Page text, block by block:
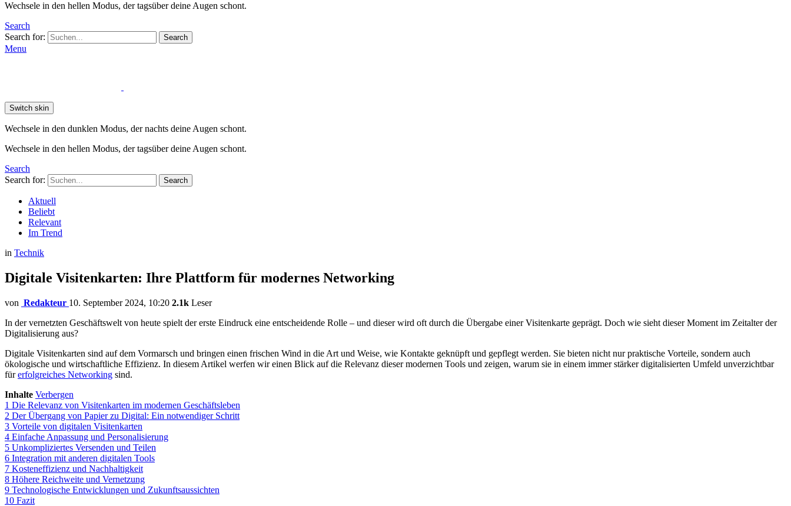
Wechsele in den hellen Modus, der tagsüber deine Augen schont.
Search
Search for:
Search
Menu
Switch skin
Wechsele in den dunklen Modus, der nachts deine Augen schont.
Wechsele in den hellen Modus, der tagsüber deine Augen schont.
Search
Search for:
Search
Aktuell
Beliebt
Relevant
Im Trend
in Technik
Digitale Visitenkarten: Ihre Plattform für modernes Networking
von Redakteur 10. September 2024, 10:20 2.1k Leser
In der vernetzten Geschäftswelt von heute spielt der erste Eindruck eine entscheidende Rolle – und dieser wird oft durch die Übergabe einer Visitenkarte geprägt. Doch wie sieht dieser Moment im Zeitalter der
Digitalisierung aus?
Digitale Visitenkarten sind auf dem Vormarsch und bringen einen frischen Wind in die Art und Weise, wie Kontakte geknüpft und gepflegt werden. Sie bieten nicht nur praktische Vorteile, sondern auch
ökologische und wirtschaftliche Effizienz. In diesem Artikel werfen wir einen Blick auf die Relevanz dieser modernen Tools und zeigen, warum sie in einem immer stärker digitalisierten Umfeld unverzichtbar
fürerfolgreiches Networking sind.
Inhalte Verbergen
1 Die Relevanz von Visitenkarten im modernen Geschäftsleben
2 Der Übergang von Papier zu Digital: Ein notwendiger Schritt
3 Vorteile von digitalen Visitenkarten
4 Einfache Anpassung und Personalisierung
5 Unkompliziertes Versenden und Teilen
6 Integration mit anderen digitalen Tools
7 Kosteneffizienz und Nachhaltigkeit
8 Höhere Reichweite und Vernetzung
9 Technologische Entwicklungen und Zukunftsaussichten
10 Fazit